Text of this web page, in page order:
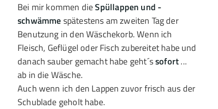
Bei mir kommen dieSpüllappen und -
schwämmespätestens am zweiten Tag der
Benutzung in den Wäschekorb. Wenn ich
Fleisch, Geflügel oder Fisch zubereitet habe und
danach sauber gemacht habe geht´ssofort...
ab in die Wäsche.
Auch wenn ich den Lappen zuvor frisch aus der
Schublade geholt habe.